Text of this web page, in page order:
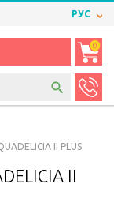
РУС
0
II PLUS
II